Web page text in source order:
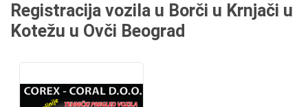
Registracija vozila u Borči u Krnjači u
Kotežu u Ovči Beograd